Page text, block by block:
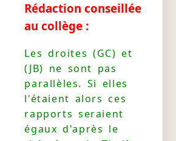
Rédaction conseillée
au collège :
Les droites (GC) et
(JB) ne sont pas
parallèles. Si elles
l'étaient alors ces
rapports seraient
égaux d'après le